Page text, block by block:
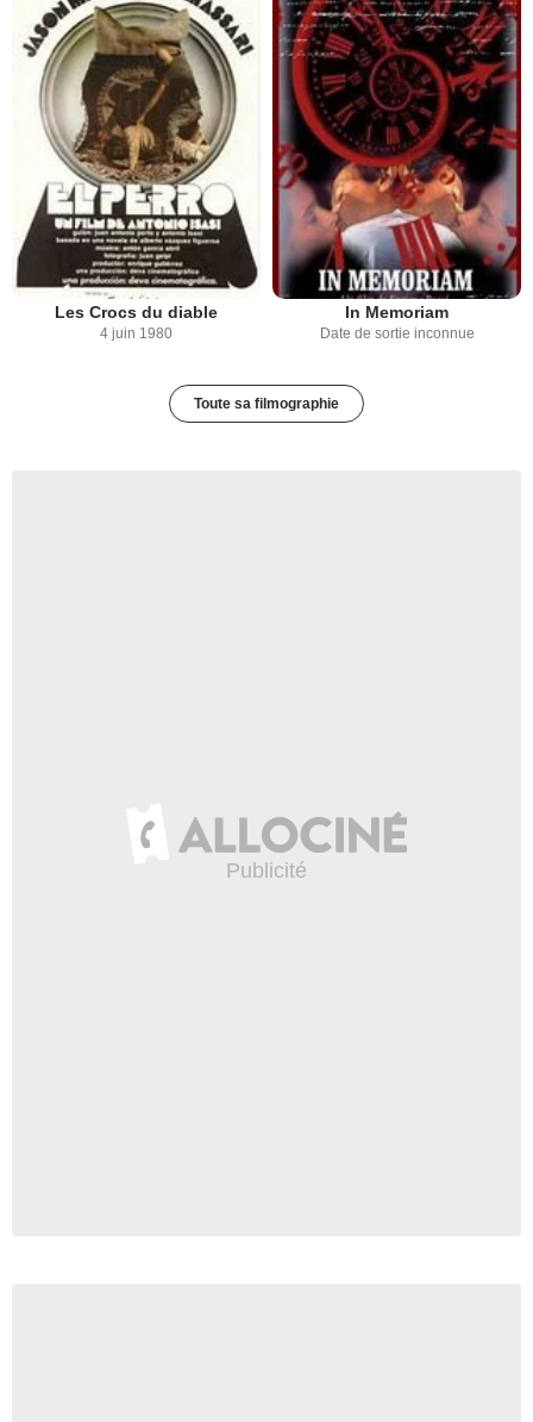
Les Crocs du diable
4 juin 1980
In Memoriam
Date de sortie inconnue
Toute sa filmographie